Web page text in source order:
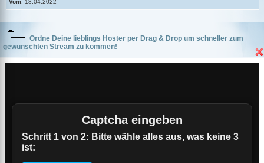
Vom: 18.04.2022
Ordne Deine lieblings Hoster per Drag & Drop um schneller zum
gewünschten Stream zu kommen!